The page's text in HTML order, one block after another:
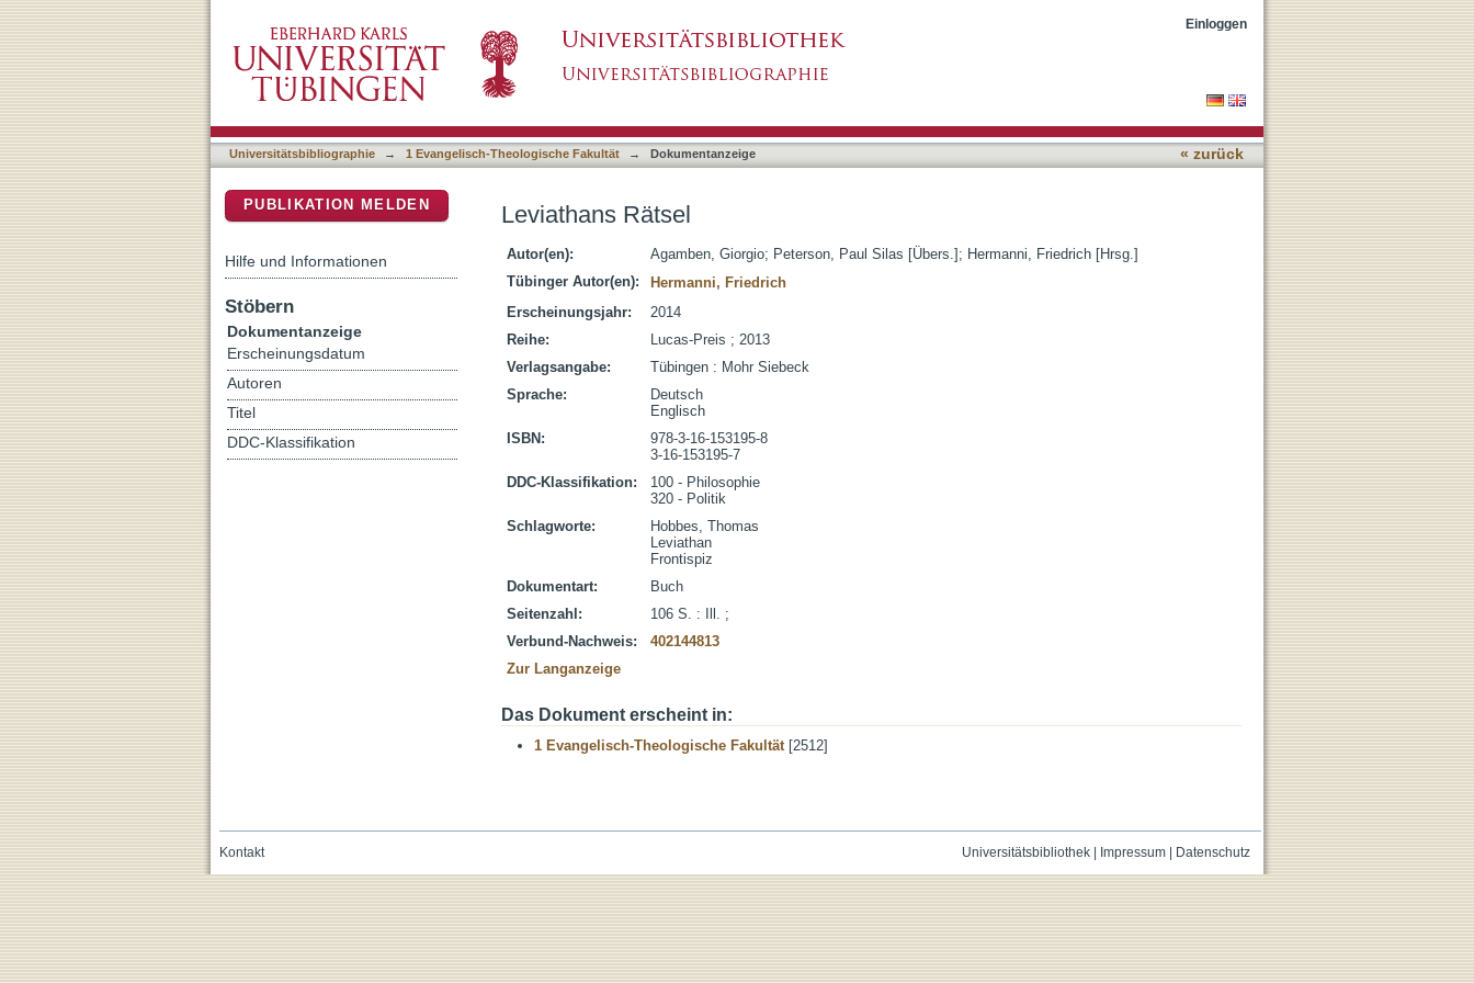
Einloggen
Universitätsbibliographie → 1 Evangelisch-Theologische Fakultät → Dokumentanzeige « zurück
Leviathans Rätsel
Autor(en): Agamben, Giorgio; Peterson, Paul Silas [Übers.] ; Hermanni, Friedrich [Hrsg.]
Tübinger Autor(en):
Hermanni, Friedrich
Erscheinungsjahr:
2014
Reihe:
Lucas-Preis ; 2013
Verlagsangabe:
Tübingen : Mohr Siebeck
Sprache:
Deutsch
Englisch
ISBN:
978-3-16-153195-8
3-16-153195-7
DDC-Klassifikation:
100 - Philosophie
320 - Politik
Schlagworte:
Hobbes, Thomas
Leviathan
Frontispiz
Dokumentart:
Buch
Seitenzahl:
106 S. : Ill. ;
Verbund-Nachweis:
402144813
Zur Langanzeige
Das Dokument erscheint in:
1 Evangelisch-Theologische Fakultät[2512]
PUBLIKATION MELDEN
Hilfe und Informationen
Stöbern
Dokumentanzeige
Erscheinungsdatum
Autoren
Titel
DDC-Klassifikation
Universitätsbibliothek| Impressum| Datenschutz
Kontakt